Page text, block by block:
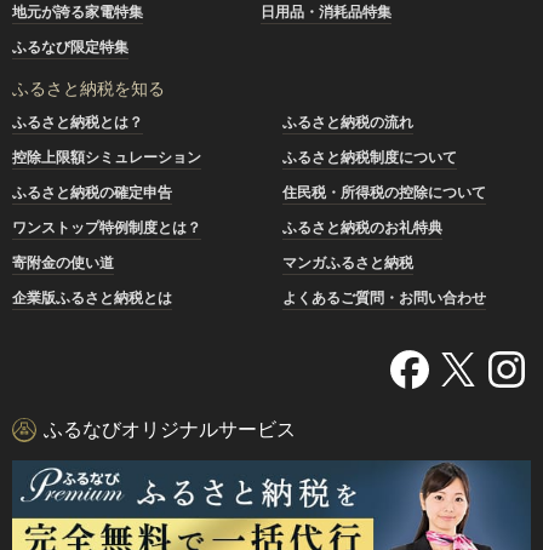
地元が誇る家電特集
日用品・消耗品特集
ふるなび限定特集
ふるさと納税を知る
ふるさと納税とは？
ふるさと納税の流れ
控除上限額シミュレーション
ふるさと納税制度について
ふるさと納税の確定申告
住民税・所得税の控除について
ワンストップ特例制度とは？
ふるさと納税のお礼特典
寄附金の使い道
マンガふるさと納税
企業版ふるさと納税とは
よくあるご質問・お問い合わせ
ふるなびオリジナルサービス